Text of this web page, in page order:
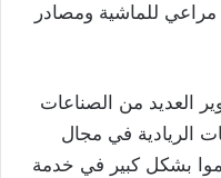
مراعي للماشية ومصادر
العديد من الصناعات
الريادية في مجال
بشكل كبير في خدمة